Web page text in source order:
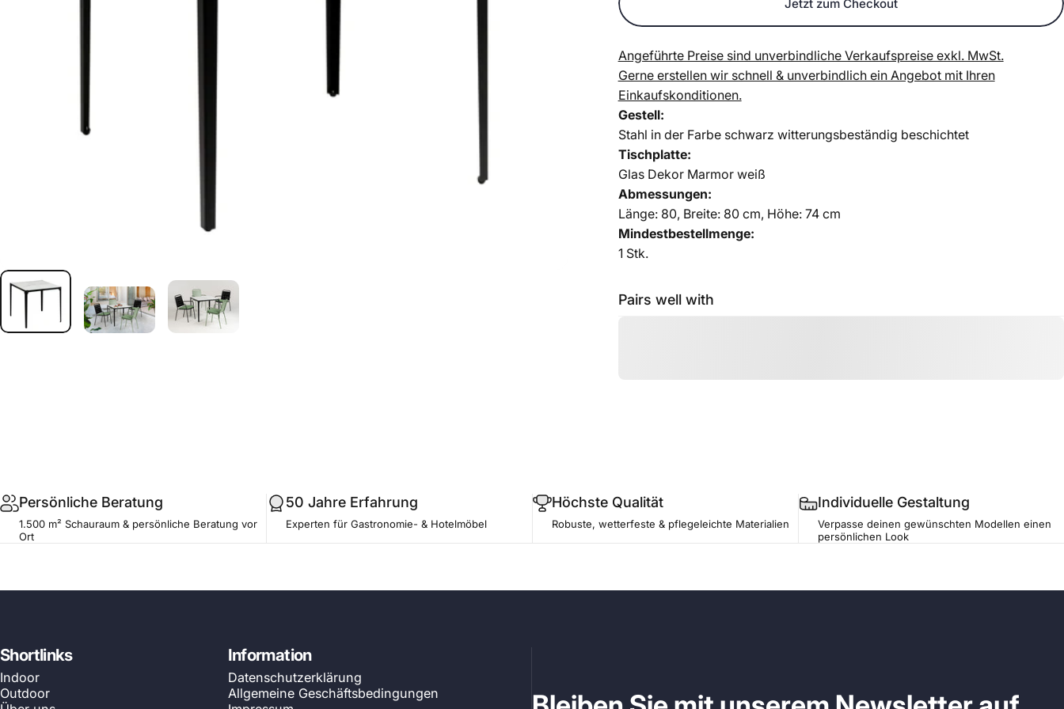
Jetzt zum Checkout
Angeführte Preise sind unverbindliche Verkaufspreise exkl. MwSt.
Gerne erstellen wir schnell & unverbindlich ein Angebot mit Ihren
Einkaufskonditionen.
Gestell:
Stahl in der Farbe schwarz witterungsbeständig beschichtet
Tischplatte:
Glas Dekor Marmor weiß
Abmessungen:
Länge: 80, Breite: 80 cm, Höhe: 74 cm
Mindestbestellmenge:
1 Stk.
Pairs well with
Persönliche Beratung
1.500 m² Schauraum & persönliche Beratung vor
Ort
50 Jahre Erfahrung
Experten für Gastronomie- & Hotelmöbel
Höchste Qualität
Robuste, wetterfeste & pflegeleichte Materialien
Individuelle Gestaltung
Verpasse deinen gewünschten Modellen einen
persönlichen Look
Shortlinks
Indoor
Outdoor
Information
Datenschutzerklärung
Allgemeine Geschäftsbedingungen